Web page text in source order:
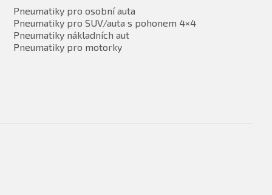
Pneumatiky pro osobní auta
Pneumatiky pro SUV/auta s pohonem 4×4
Pneumatiky nákladních aut
Pneumatiky pro motorky